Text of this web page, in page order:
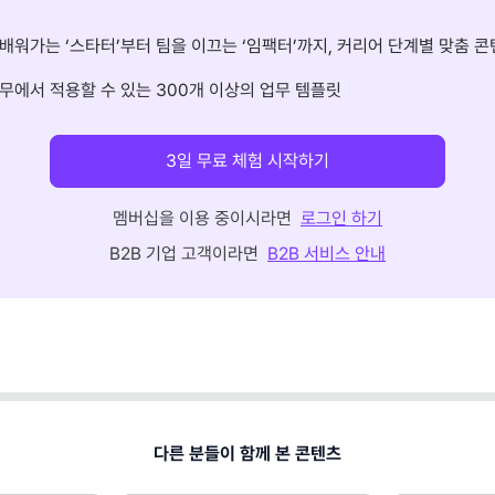
워가는 ‘스타터’부터 팀을 이끄는 ‘임팩터’까지, 커리어 단계별 맞춤 콘
에서 적용할 수 있는 300개 이상의 업무 템플릿
3일 무료 체험 시작하기
멤버십을 이용 중이시라면 로그인 하기
B2B 기업 고객이라면 B2B 서비스 안내
다른 분들이 함께 본 콘텐츠